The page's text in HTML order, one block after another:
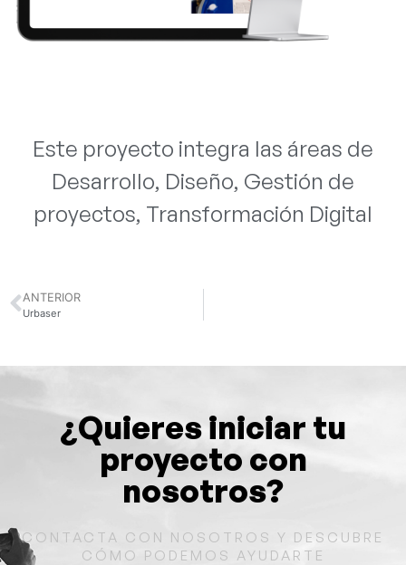
Este proyecto integra las áreas de
Desarrollo, Diseño, Gestión de
proyectos, Transformación Digital
ANTERIOR
Urbaser
¿Quieres iniciar tu
proyecto con
nosotros?
CONTACTA CON NOSOTROS Y DESCUBRE
CÓMO PODEMOS AYUDARTE